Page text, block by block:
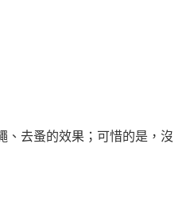
、去蚤的效果；可惜的是，沒